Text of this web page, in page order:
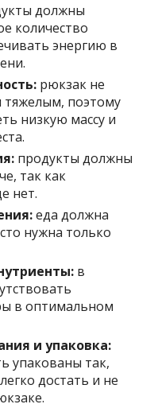
должны
количество
энергию в
рюкзак не
поэтому
низкую массу и
продукты должны
так как
нет.
еда должна
нужна только
в
в оптимальном
и упаковка:
упакованы так,
достать и не